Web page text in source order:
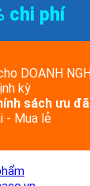
chi phí
DOANH
kỳ
sách ưu
- Mua lẻ